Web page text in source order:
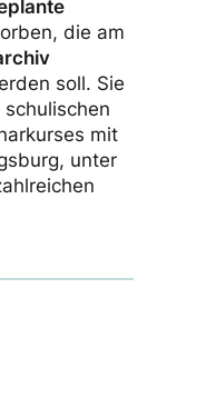
die am
soll. Sie
mit
unter